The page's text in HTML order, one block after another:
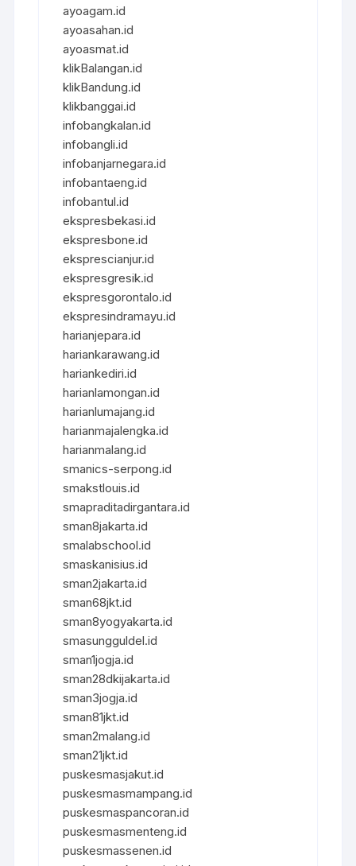
ayoagam.id
ayoasahan.id
ayoasmat.id
klikBalangan.id
klikBandung.id
klikbanggai.id
infobangkalan.id
infobangli.id
infobanjarnegara.id
infobantaeng.id
infobantul.id
ekspresbekasi.id
ekspresbone.id
eksprescianjur.id
ekspresgresik.id
ekspresgorontalo.id
ekspresindramayu.id
harianjepara.id
hariankarawang.id
hariankediri.id
harianlamongan.id
harianlumajang.id
harianmajalengka.id
harianmalang.id
smanics-serpong.id
smakstlouis.id
smapraditadirgantara.id
sman8jakarta.id
smalabschool.id
smaskanisius.id
sman2jakarta.id
sman68jkt.id
sman8yogyakarta.id
smasungguldel.id
sman1jogja.id
sman28dkijakarta.id
sman3jogja.id
sman81jkt.id
sman2malang.id
sman21jkt.id
puskesmasjakut.id
puskesmasmampang.id
puskesmaspancoran.id
puskesmasmenteng.id
puskesmassenen.id